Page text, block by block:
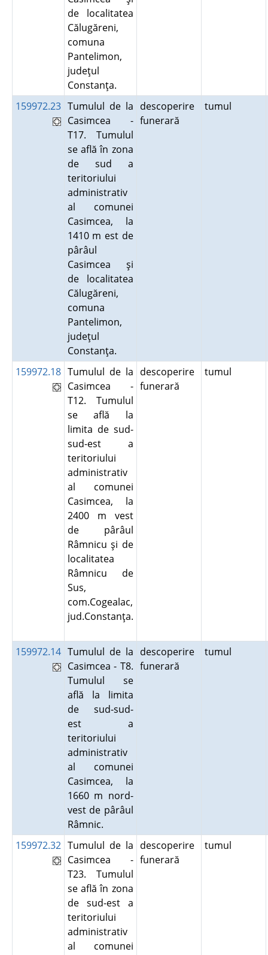
de localitatea
Călugăreni,
comuna
Pantelimon,
judeţul
Constanţa.
159972.23 Tumulul de la
Casimcea -
T17. Tumulul
se află în zona
de sud a
teritoriului
administrativ
al comunei
Casimcea, la
1410 m est de
pârâul
Casimcea şi
de localitatea
Călugăreni,
comuna
Pantelimon,
judeţul
Constanţa.
descoperire
funerară
tumul
159972.18 Tumulul de la
Casimcea -
T12. Tumulul
se află la
limita de sud-
sud-est a
teritoriului
administrativ
al comunei
Casimcea, la
2400 m vest
de pârâul
Râmnicu şi de
localitatea
Râmnicu de
Sus,
com.Cogealac,
jud.Constanţa.
descoperire
funerară
tumul
159972.14 Tumulul de la
Casimcea - T8.
Tumulul se
află la limita
de sud-sud-
est a
teritoriului
administrativ
al comunei
Casimcea, la
1660 m nord-
vest de pârâul
Râmnic.
descoperire
funerară
tumul
159972.32 Tumulul de la
Casimcea -
T23. Tumulul
se află în zona
de sud-est a
teritoriului
administrativ
al comunei
descoperire
funerară
tumul